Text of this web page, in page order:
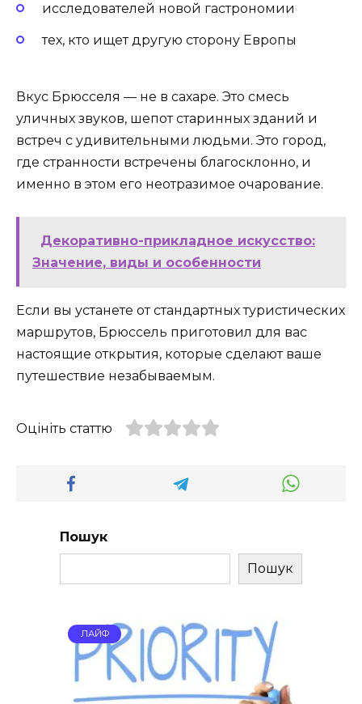
исследователей новой гастрономии
тех, кто ищет другую сторону Европы
Вкус Брюсселя — не в сахаре. Это смесь
уличных звуков, шепот старинных зданий и
встреч с удивительными людьми. Это город,
где странности встречены благосклонно, и
именно в этом его неотразимое очарование.
Декоративно-прикладное искусство:
Значение, виды и особенности
Если вы устанете от стандартных туристических
маршрутов, Брюссель приготовил для вас
настоящие открытия, которые сделают ваше
путешествие незабываемым.
Оцініть статтю
Пошук
Пошук
ЛАЙФ